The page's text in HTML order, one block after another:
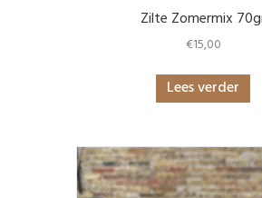
Zilte Zomermix
€15,00
Lees verder